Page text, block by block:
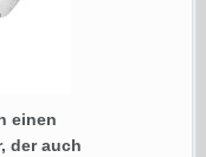
einen
der auch